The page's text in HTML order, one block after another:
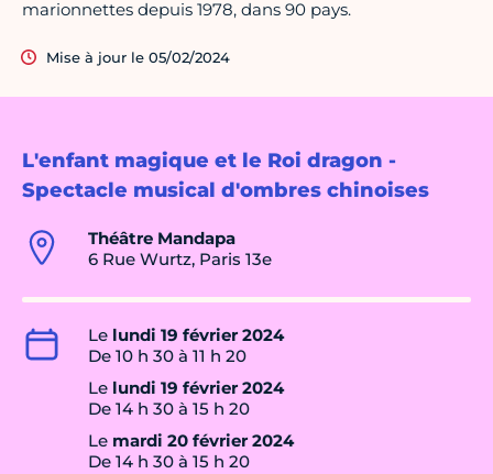
L'enfant magique et le Roi dragon -
Spectacle musical d'ombres chinoises
Théâtre Mandapa
6 Rue Wurtz, Paris 13e
Le lundi 19 février 2024
De 10 h 30 à 11 h 20
Le lundi 19 février 2024
De 14 h 30 à 15 h 20
Le mardi 20 février 2024
De 14 h 30 à 15 h 20
marionnettes depuis 1978, dans 90 pays.
Mise à jour le 05/02/2024